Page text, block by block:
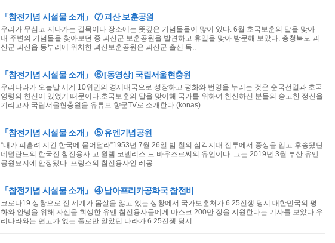
「참전기념 시설물 소개」 ⑦ 괴산 보훈공원
우리가 무심코 지나가는 길목이나 장소에는 뜻깊은 기념물들이 많이 있다. 6월 호국보훈의 달을 맞아
내 주변의 기념물을 찾아보던 중 괴산군 보훈공원을 발견하고 휴일을 맞아 방문해 보았다. 충청북도 괴
산군 괴산읍 동부리에 위치한 괴산보훈공원은 괴산군 출신 독..
「참전기념 시설물 소개」 ⑥ [동영상] 국립서울현충원
우리나라가 오늘날 세계 10위권의 경제대국으로 성장하고 평화와 번영을 누리는 것은 순국선열과 호국
영령의 헌신이 있었기 때문이다.호국보훈의 달을 맞이해 국가를 위하여 헌신하신 분들의 숭고한 정신을
기리고자 국립서울현충원을 유튜브 향군TV로 소개한다.(konas)..
「참전기념 시설물 소개」 ⑤ 유엔기념공원
“내가 피흘려 지킨 한국에 묻어달라”1953년 7월 26일 밤 철의 삼각지대 전투에서 중상을 입고 후송됐던
네덜란드의 한국전 참전용사 고 윌렘 코넬리스 드 바우즈르씨의 유언이다. 그는 2019년 3월 부산 유엔
공원묘지에 안장됐다. 프랑스의 참전용사인 레몽 ..
「참전기념 시설물 소개」 ④ 남아프리카공화국 참전비
코로나19 상황으로 전 세계가 몸살을 앓고 있는 상황에서 국가보훈처가 6.25전쟁 당시 대한민국의 평
화와 안녕을 위해 자신을 희생한 유엔 참전용사들에게 마스크 200만 장을 지원한다는 기사를 보았다.우
리나라와는 연고가 없는 줄로만 알았던 나라가 6.25전쟁 당시 ..